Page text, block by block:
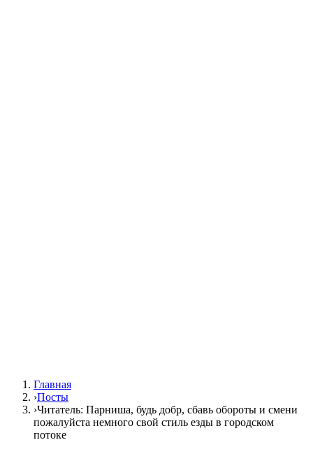
Главная
›Посты
›Читатель: Парниша, будь добр, сбавь обороты и смени
пожалуйста немного свой стиль езды в городском
потоке